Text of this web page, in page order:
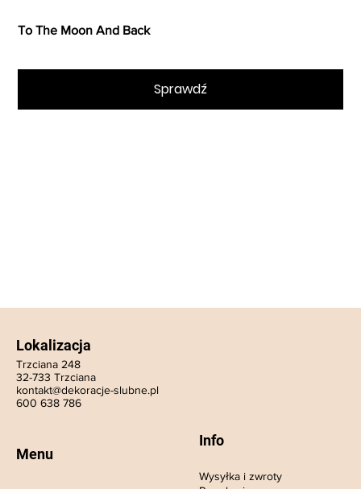
To The Moon And Back
Sprawdź
Lokalizacja
Trzciana 248
32-733 Trzciana
kontakt@dekoracje-slubne.pl
600 638 786
Menu
Wysyłka i zwroty
Info